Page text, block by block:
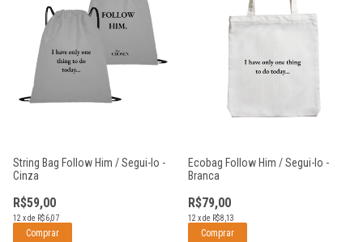
String Bag Follow Him / Segui-lo -
Cinza
R$59,00
12xde R$6,07
Ecobag Follow Him / Segui-lo -
Branca
R$79,00
12xde R$8,13